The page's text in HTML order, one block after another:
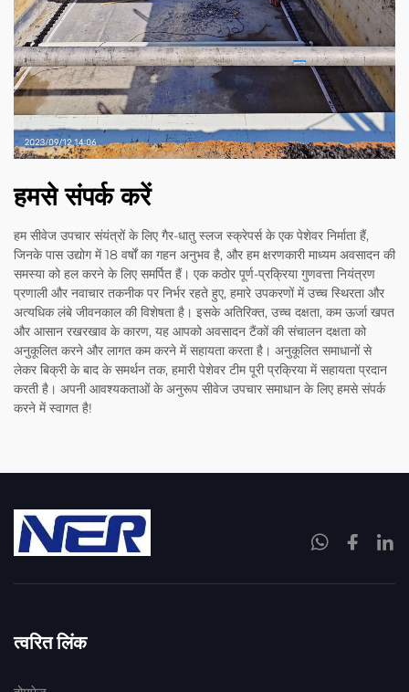
हमसे संपर्क करें
हम सीवेज उपचार संयंत्रों के लिए गैर-धातु स्लज स्क्रेपर्स के एक पेशेवर निर्माता हैं,
जिनके पास उद्योग में 18 वर्षों का गहन अनुभव है, और हम क्षरणकारी माध्यम अवसादन की
समस्या को हल करने के लिए समर्पित हैं। एक कठोर पूर्ण-प्रक्रिया गुणवत्ता नियंत्रण
प्रणाली और नवाचार तकनीक पर निर्भर रहते हुए, हमारे उपकरणों में उच्च स्थिरता और
अत्यधिक लंबे जीवनकाल की विशेषता है। इसके अतिरिक्त, उच्च दक्षता, कम ऊर्जा खपत
और आसान रखरखाव के कारण, यह आपको अवसादन टैंकों की संचालन दक्षता को
अनुकूलित करने और लागत कम करने में सहायता करता है। अनुकूलित समाधानों से
लेकर बिक्री के बाद के समर्थन तक, हमारी पेशेवर टीम पूरी प्रक्रिया में सहायता प्रदान
करती है। अपनी आवश्यकताओं के अनुरूप सीवेज उपचार समाधान के लिए हमसे संपर्क
करने में स्वागत है!
त्वरित लिंक